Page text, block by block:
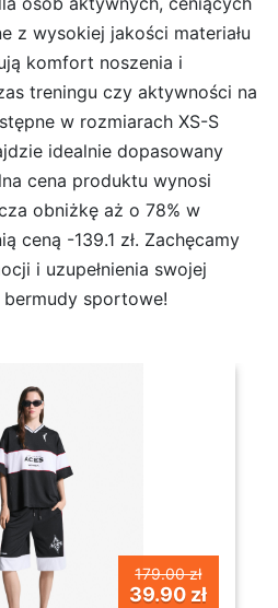
z wysokiej jakości materiału
komfort noszenia i
treningu czy aktywności na
w rozmiarach XS-S
idealnie dopasowany
cena produktu wynosi
obniżkę aż o 78% w
ceną -139.1 zł. Zachęcamy
i uzupełnienia swojej
sportowe!
179.00 zł
39.90 zł